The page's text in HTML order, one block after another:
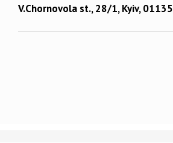
V.Chornovola st., 28/1, Kyiv, 01135